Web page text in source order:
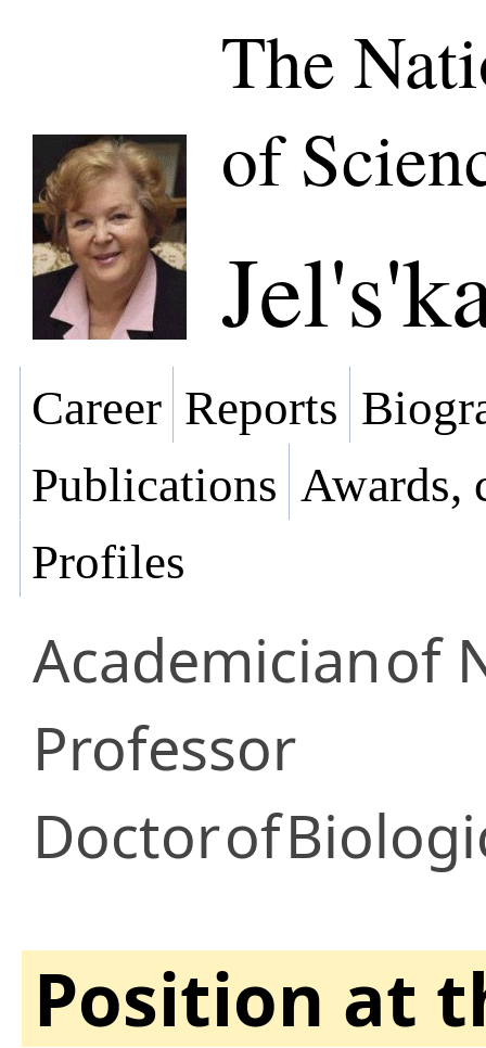
The
of
Career Reports
Publications Awards,
Profiles
Academicianof
Professor
Doctorof
Position at